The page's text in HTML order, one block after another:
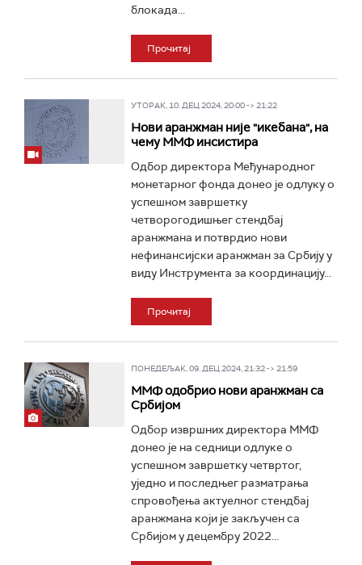
блокада...
Прочитај
УТОРАК, 10. ДЕЦ 2024, 20:00 -> 21:22
Нови аранжман није "икебана", на
чему ММФ инсистира
Одбор директора Међународног
монетарног фонда донео је одлуку о
успешном завршетку
четворогодишњег стендбај
аранжмана и потврдио нови
нефинансијски аранжман за Србију у
виду Инструмента за координацију...
Прочитај
ПОНЕДЕЉАК, 09. ДЕЦ 2024, 21:32 -> 21:59
ММФ одобрио нови аранжман са
Србијом
Одбор извршних директора ММФ
донео је на седници одлуке о
успешном завршетку четвртог,
уједно и последњег разматрања
спровођења актуелног стендбај
аранжмана који је закључен са
Србијом у децембру 2022...